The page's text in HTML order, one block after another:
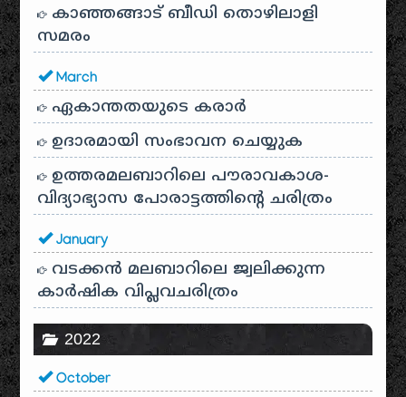
കാഞ്ഞങ്ങാട് ബീഡി തൊഴിലാളി
സമരം
March
ഏകാന്തതയുടെ കരാർ
ഉദാരമായി സംഭാവന ചെയ്യുക
ഉത്തരമലബാറിലെ പൗരാവകാശ-
വിദ്യാഭ്യാസ പോരാട്ടത്തിന്റെ ചരിത്രം
January
വടക്കൻ മലബാറിലെ ജ്വലിക്കുന്ന
കാർഷിക വിപ്ലവചരിത്രം
2022
October